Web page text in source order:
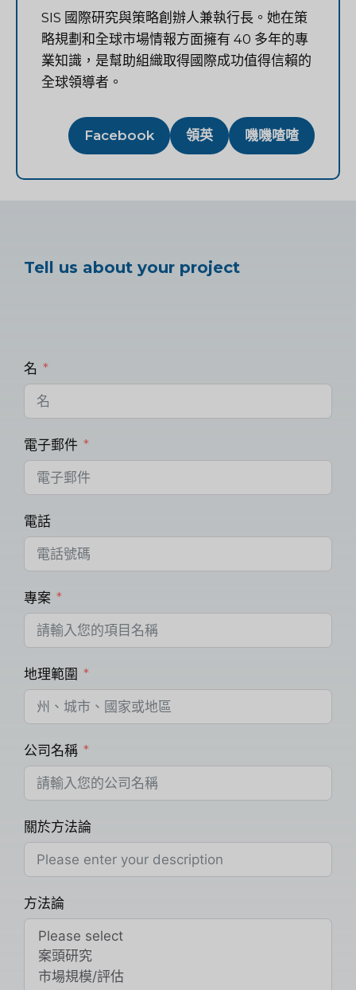
SIS 國際研究與策略創辦人兼執行長。她在策
略規劃和全球市場情報方面擁有 40 多年的專
業知識，是幫助組織取得國際成功值得信賴的
全球領導者。
Facebook 領英 嘰嘰喳喳
Tell us about your project
名
電子郵件
電話
專案
地理範圍
公司名稱
關於方法論
方法論